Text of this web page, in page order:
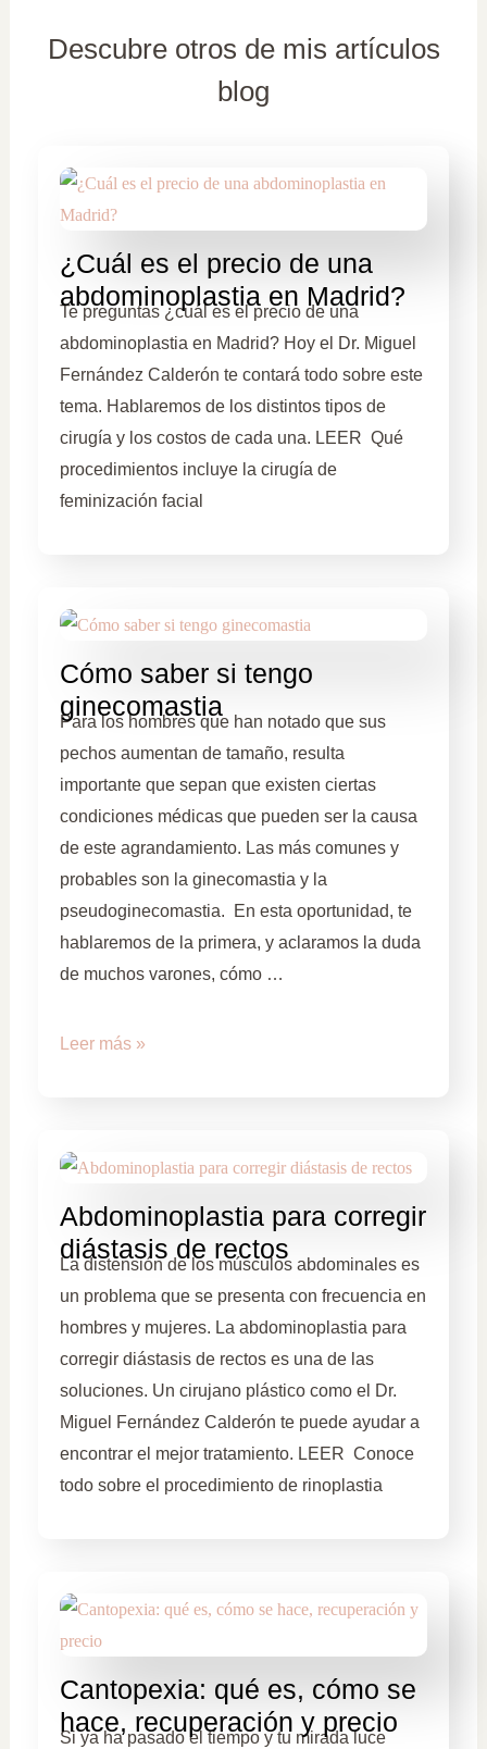
Descubre otros de mis artículos
blog
¿Cuál es el precio de una
abdominoplastia en Madrid?
Te preguntas ¿cuál es el precio de una
abdominoplastia en Madrid? Hoy el Dr. Miguel
Fernández Calderón te contará todo sobre este
tema. Hablaremos de los distintos tipos de
cirugía y los costos de cada una. LEER Qué
procedimientos incluye la cirugía de
feminización facial
Cómo saber si tengo
ginecomastia
Para los hombres que han notado que sus
pechos aumentan de tamaño, resulta
importante que sepan que existen ciertas
condiciones médicas que pueden ser la causa
de este agrandamiento. Las más comunes y
probables son la ginecomastia y la
pseudoginecomastia. En esta oportunidad, te
hablaremos de la primera, y aclaramos la duda
de muchos varones, cómo …
Leer más »
Abdominoplastia para corregir
diástasis de rectos
La distensión de los músculos abdominales es
un problema que se presenta con frecuencia en
hombres y mujeres. La abdominoplastia para
corregir diástasis de rectos es una de las
soluciones. Un cirujano plástico como el Dr.
Miguel Fernández Calderón te puede ayudar a
encontrar el mejor tratamiento. LEER Conoce
todo sobre el procedimiento de rinoplastia
Cantopexia: qué es, cómo se
hace, recuperación y precio
Si ya ha pasado el tiempo y tu mirada luce